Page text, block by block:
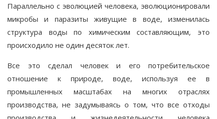
Параллельно с эволюцией человека, эволюционировали
микробы и паразиты живущие в воде, изменилась
структура воды по химическим составляющим, это
происходило не один десяток лет.
Все это сделал человек и его потребительское
отношение к природе, воде, используя ее в
промышленных масштабах на многих отраслях
производства, не задумываясь о том, что все отходы